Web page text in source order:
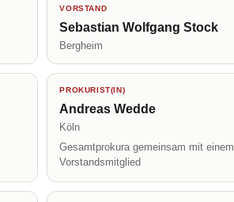
VORSTAND
Sebastian Wolfgang Stock
Bergheim
PROKURIST(IN)
Andreas Wedde
Köln
Gesamtprokura gemeinsam mit einem
Vorstandsmitglied